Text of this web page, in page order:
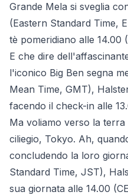
Grande Mela si sveglia
(Eastern Standard Time,
tè pomeridiano alle 14.00
E che dire
l'iconico Big Ben segna
Mean Time, GMT),
facendo il check-in alle
Ma voliamo verso la terra
ciliegio, Tokyo. Ah,
concludendo la loro
Standard Time, JST),
sua giornata alle 14.00